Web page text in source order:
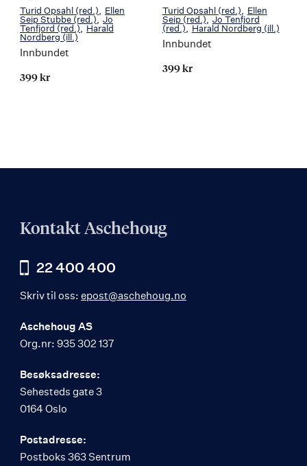
Turid Opsahl (red.)
Ellen
Seip Stubbe (red.)
Jo
Tenfjord (red.)
Harald
Nordberg (ill.)
Innbundet
399 kr
Turid Opsahl (red.)
Ellen
Seip (red.)
Jo Tenfjord
(red.)
Harald Nordberg (ill.)
Innbundet
399 kr
Kontakt Aschehoug
22 400 400
Skriv til oss: epost@aschehoug.no
Aschehoug AS
Org.nr: 935 302 137
Besøksadresse:
Sehesteds gate 3
0164 Oslo
Postadresse:
Postboks 363 Sentrum